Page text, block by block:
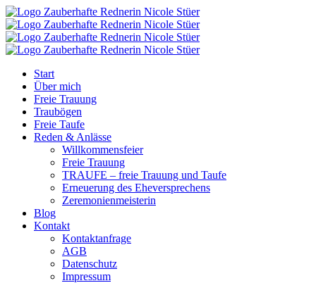
Start
Über mich
Freie Trauung
Traubögen
Freie Taufe
Reden & Anlässe
Willkommensfeier
Freie Trauung
TRAUFE – freie Trauung und Taufe
Erneuerung des Eheversprechens
Zeremonienmeisterin
Blog
Kontakt
Kontaktanfrage
AGB
Datenschutz
Impressum